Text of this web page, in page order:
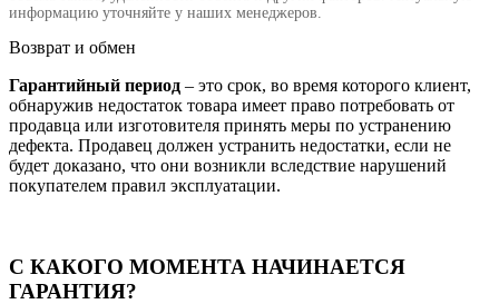
информацию уточняйте у наших менеджеров.
Возврат и обмен
Гарантийный период – это срок, во время которого клиент,
обнаружив недостаток товара имеет право потребовать от
продавца или изготовителя принять меры по устранению
дефекта. Продавец должен устранить недостатки, если не
будет доказано, что они возникли вследствие нарушений
покупателем правил эксплуатации.
С КАКОГО МОМЕНТА НАЧИНАЕТСЯ
ГАРАНТИЯ?